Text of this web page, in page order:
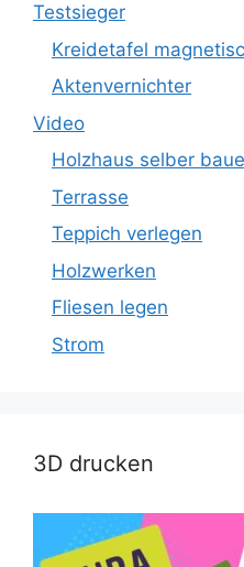
Testsieger
Kreidetafel
Aktenvernichter
Video
Holzhaus selber
Terrasse
Teppich verlegen
Holzwerken
Fliesen legen
Strom
3D drucken